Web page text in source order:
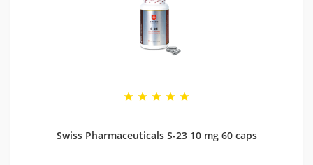
Swiss Pharmaceuticals S-23 10 mg 60 caps